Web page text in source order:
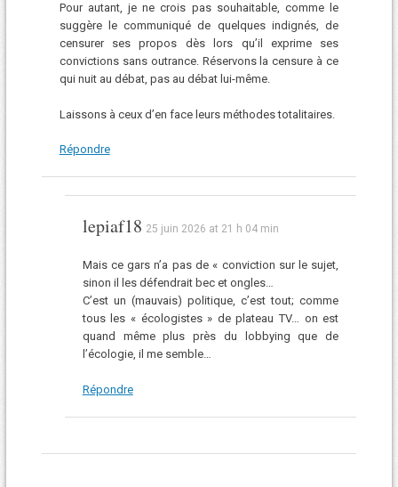
Pour autant, je ne crois pas souhaitable, comme le
suggère le communiqué de quelques indignés, de
censurer ses propos dès lors qu’il exprime ses
convictions sans outrance. Réservons la censure à ce
qui nuit au débat, pas au débat lui-même.
Laissons à ceux d’en face leurs méthodes totalitaires.
Répondre
lepiaf18 25 juin 2026 at 21 h 04 min
Mais ce gars n’a pas de « conviction sur le sujet,
sinon il les défendrait bec et ongles…
C’est un (mauvais) politique, c’est tout; comme
tous les « écologistes » de plateau TV… on est
quand même plus près du lobbying que de
l’écologie, il me semble…
Répondre